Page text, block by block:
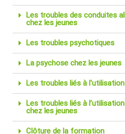
Les troubles des conduites
chez les jeunes
Les troubles psychotiques
La psychose chez les jeunes
Les troubles liés à
Les troubles liés à
chez les jeunes
Clôture de la formation